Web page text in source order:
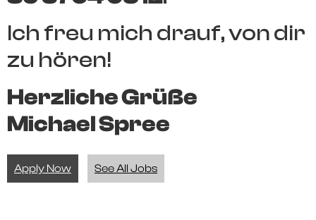
Ich freu mich drauf, von dir
zu hören!
Herzliche Grüße
Michael Spree
Apply Now See All Jobs